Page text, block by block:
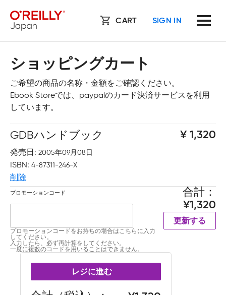
CART SIGN IN
ショッピングカート
ご希望の商品の名称・金額をご確認ください。
Ebook Storeでは、paypalのカード決済サービスを利用
しています。
GDBハンドブック
発売日 2005年09月08日
ISBN 4-87311-246-X
削除
1,320
プロモーションコード
プロモーションコードをお持ちの場合はこちらに入力
してください。
入力したら、必ず再計算をしてください。
一度に複数のコードを用いることはできません。
合計
1,320
更新する
レジに進む